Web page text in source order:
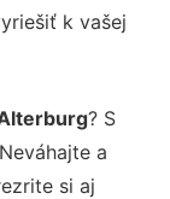
k vašej
? S
a
si aj